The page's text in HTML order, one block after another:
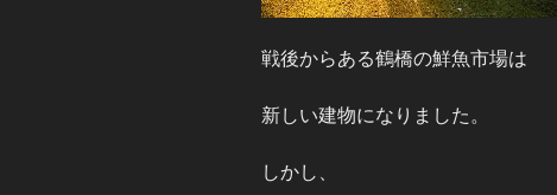
戦後からある鶴橋の鮮魚市場は
新しい建物になりました。
しかし、